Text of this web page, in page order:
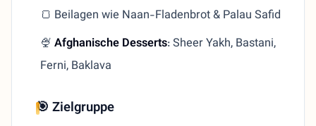
🍞 Beilagen wie Naan-Fladenbrot & Palau Safid
🍨Afghanische Desserts: Sheer Yakh, Bastani,
Ferni, Baklava
🎯 Zielgruppe